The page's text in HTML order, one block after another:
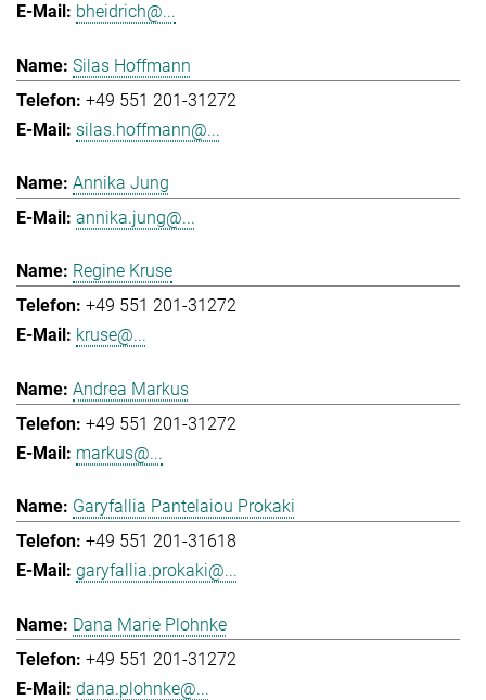
bheidrich@...
Silas Hoffmann
+49 551 201-31272
silas.hoffmann@...
Annika Jung
annika.jung@...
Regine Kruse
+49 551 201-31272
kruse@...
Andrea Markus
+49 551 201-31272
markus@...
Garyfallia Pantelaiou Prokaki
+49 551 201-31618
garyfallia.prokaki@...
Dana Marie Plohnke
+49 551 201-31272
dana.plohnke@...